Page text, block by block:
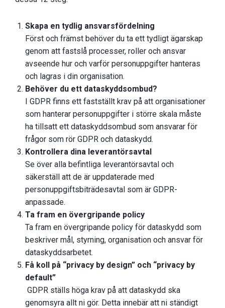
Skapa en tydlig ansvarsfördelning
Först och främst behöver du ta ett tydligt ägarskap
genom att fastslå processer, roller och ansvar
avseende hur och varför personuppgifter hanteras
och lagras i din organisation.
Behöver du ett dataskyddsombud?
I GDPR finns ett fastställt krav på att organisationer
som hanterar personuppgifter i större skala måste
ha tillsatt ett dataskyddsombud som ansvarar för
frågor som rör GDPR och dataskydd.
Kontrollera dina leverantörsavtal
Se över alla befintliga leverantörsavtal och
säkerställ att de är uppdaterade med
personuppgiftsbiträdesavtal som är GDPR-
anpassade.
Ta fram en övergripande policy
Ta fram en övergripande policy för dataskydd som
beskriver mål, styrning, organisation och ansvar för
dataskyddsarbetet.
Få koll på “privacy by design” och “privacy by
default”
GDPR ställs höga krav på att dataskydd ska
genomsyra allt ni gör. Detta innebär att ni ständigt